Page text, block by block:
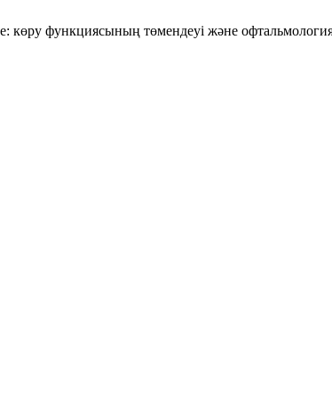
функциясының төмендеуі және